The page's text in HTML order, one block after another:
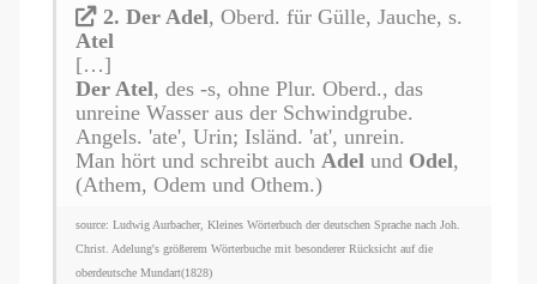
2. Der Adel, Oberd. für Gülle, Jauche, s.
Atel
[…]
Der Atel, des -s, ohne Plur. Oberd., das
unreine Wasser aus der Schwindgrube.
Angels. 'ate', Urin; Isländ. 'at', unrein.
Man hört und schreibt auch Adel und Odel,
(Athem, Odem und Othem.)
source: Ludwig Aurbacher, Kleines Wörterbuch der deutschen Sprache nach Joh.
Christ. Adelung's größerem Wörterbuche mit besonderer Rücksicht auf die
oberdeutsche Mundart(1828)